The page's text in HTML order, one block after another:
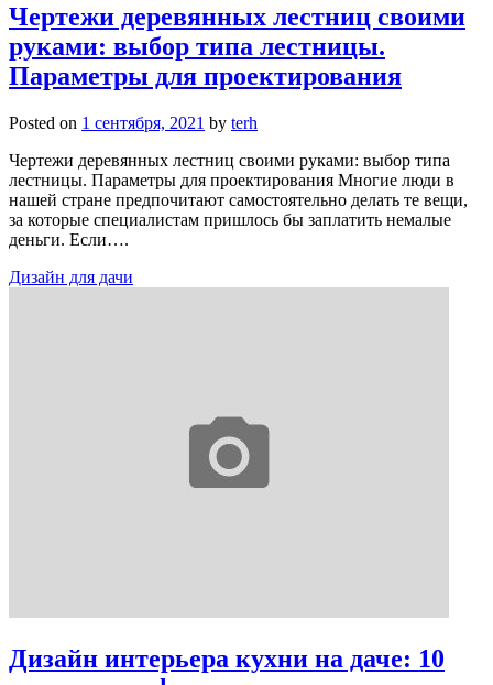
Чертежи деревянных лестниц своими
руками: выбор типа лестницы.
Параметры для проектирования
Posted on 1 сентября, 2021 by terh
Чертежи деревянных лестниц своими руками: выбор типа
лестницы. Параметры для проектирования Многие люди в
нашей стране предпочитают самостоятельно делать те вещи,
за которые специалистам пришлось бы заплатить немалые
деньги. Если….
Дизайн для дачи
Дизайн интерьера кухни на даче: 10